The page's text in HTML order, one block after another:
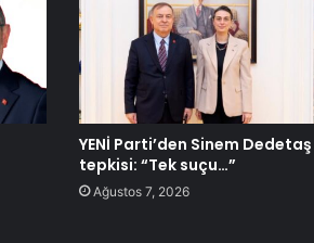
YENİ Parti’den Sinem Dedetaş
tepkisi: “Tek suçu…”
Ağustos 7, 2026